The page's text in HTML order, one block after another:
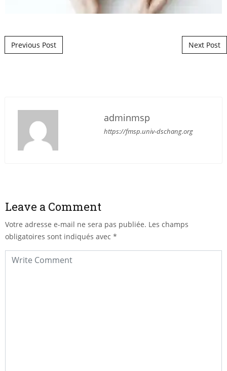
Post navigation
Previous Post Next Post
adminmsp
https://fmsp.univ-dschang.org
Leave a Comment
Votre adresse e-mail ne sera pas publiée. Les champs
obligatoires sont indiqués avec *